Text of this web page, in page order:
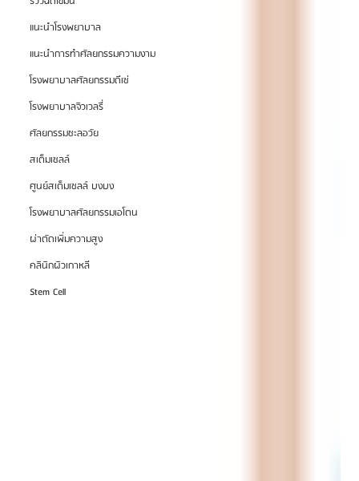
แนะนำโรงพยาบาล
แนะนำการทำศัลยกรรมความงาม
โรงพยาบาลศัลยกรรมดีเซ่
โรงพยาบาลจิวเวลรี่
ศัลยกรรมชะลอวัย
สเต็มเซลล์
ศูนย์สเต็มเซลล์ บงบง
โรงพยาบาลศัลยกรรมเอโตน
ผ่าตัดเพิ่มความสูง
คลินิกผิวเกาหลี
Stem Cell